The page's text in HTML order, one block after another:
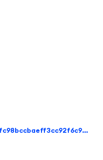
d62400f1870656784ad1dc760fc98bccbaeff3cc92f6c99121039f0944408904